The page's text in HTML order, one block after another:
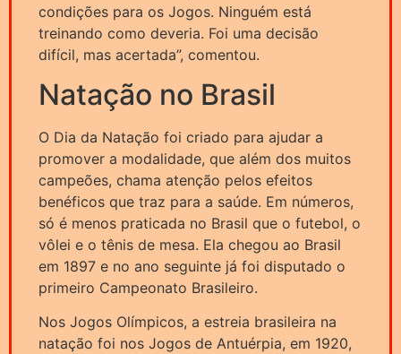
condições para os Jogos. Ninguém está
treinando como deveria. Foi uma decisão
difícil, mas acertada”, comentou.
Natação no Brasil
O Dia da Natação foi criado para ajudar a
promover a modalidade, que além dos muitos
campeões, chama atenção pelos efeitos
benéficos que traz para a saúde. Em números,
só é menos praticada no Brasil que o futebol, o
vôlei e o tênis de mesa. Ela chegou ao Brasil
em 1897 e no ano seguinte já foi disputado o
primeiro Campeonato Brasileiro.
Nos Jogos Olímpicos, a estreia brasileira na
natação foi nos Jogos de Antuérpia, em 1920,